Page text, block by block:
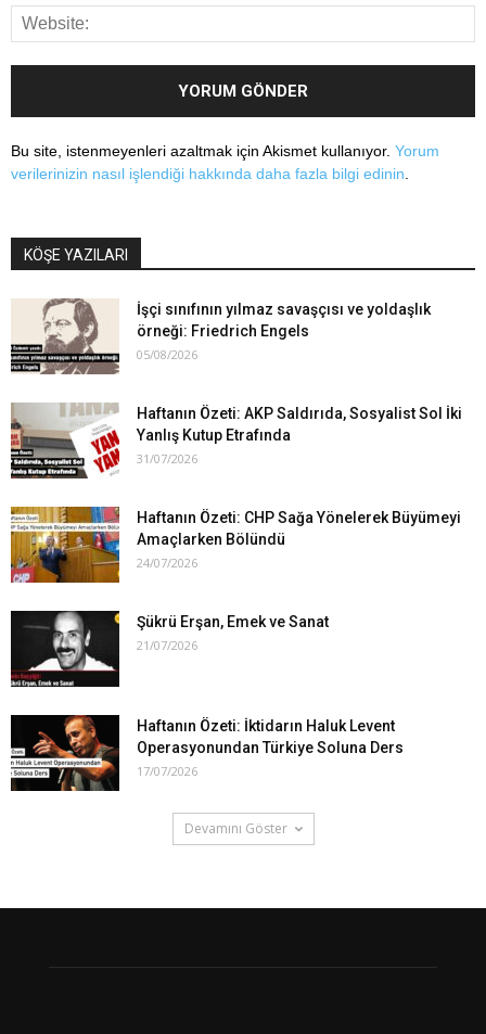
Bu site, istenmeyenleri azaltmak için Akismet kullanıyor. Yorum
verilerinizin nasıl işlendiği hakkında daha fazla bilgi edinin
KÖŞE YAZILARI
İşçi sınıfının yılmaz savaşçısı ve yoldaşlık
örneği: Friedrich Engels
05/08/2026
Haftanın Özeti: AKP Saldırıda, Sosyalist Sol İki
Yanlış Kutup Etrafında
31/07/2026
Haftanın Özeti: CHP Sağa Yönelerek Büyümeyi
Amaçlarken Bölündü
24/07/2026
Şükrü Erşan, Emek ve Sanat
21/07/2026
Haftanın Özeti: İktidarın Haluk Levent
Operasyonundan Türkiye Soluna Ders
17/07/2026
Devamını Göster